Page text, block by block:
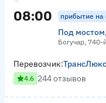
08:00 прибытие на
Под
Богучар,
Перевозчик:
4.6 244 отзывов